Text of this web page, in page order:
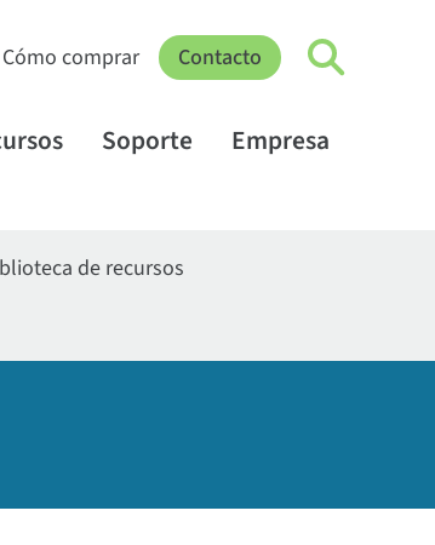
Cómo comprar Contacto
Soporte Empresa
de recursos